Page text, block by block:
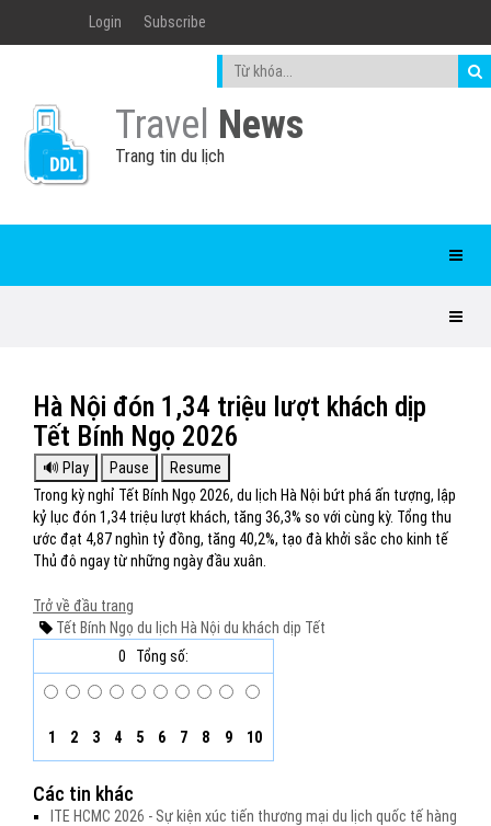
Login Subscribe
Travel News
Trang tin du lịch
Hà Nội đón 1,34 triệu lượt khách dịp
Tết Bính Ngọ 2026
Trong kỳ nghỉ Tết Bính Ngọ 2026, du lịch Hà Nội bứt phá ấn tượng, lập
kỷ lục đón 1,34 triệu lượt khách, tăng 36,3% so với cùng kỳ. Tổng thu
ước đạt 4,87 nghìn tỷ đồng, tăng 40,2%, tạo đà khởi sắc cho kinh tế
Thủ đô ngay từ những ngày đầu xuân.
Trở về đầu trang
Tết Bính Ngọ du lịch Hà Nội du khách dịp Tết
0
Tổng số:
1 2 3 4 5 6 7 8 9 10
Các tin khác
ITE HCMC 2026 - Sự kiện xúc tiến thương mại du lịch quốc tế hàng